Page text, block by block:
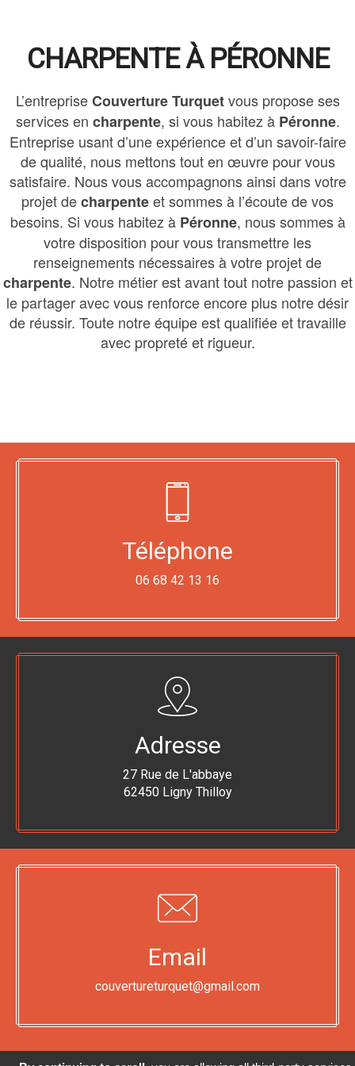
CHARPENTE À PÉRONNE
L’entrepriseCouverture Turquetvous propose ses
services en charpente, si vous habitez à Péronne.
Entreprise usant d’une expérience et d’un savoir-faire
de qualité, nous mettons tout en œuvre pour vous
satisfaire. Nous vous accompagnons ainsi dans votre
projet decharpenteet sommes à l’écoute de vos
besoins. Si vous habitez à Péronne, nous sommes à
votre disposition pour vous transmettre les
renseignements nécessaires à votre projet de
charpente. Notre métier est avant tout notre passion et
le partager avec vous renforce encore plus notre désir
de réussir. Toute notre équipe est qualifiée et travaille
avec propreté et rigueur.
Téléphone
06 68 42 13 16
Adresse
27 Rue de L'abbaye
62450 Ligny Thilloy
Email
couvertureturquet@gmail.com